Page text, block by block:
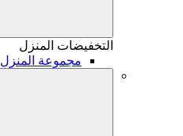
التخفيضات المنزل
مجموعة المنزل